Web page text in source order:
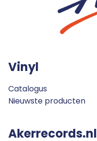
Vinyl
Catalogus
Nieuwste producten
Akerrecords.nl